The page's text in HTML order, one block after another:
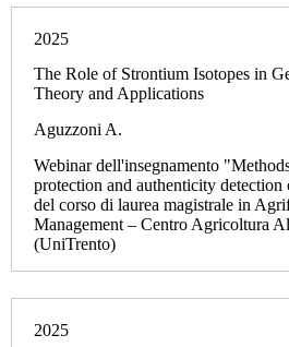
2025
The Role of Strontium Isotopes in
Theory and Applications
Aguzzoni A.
Webinar dell'insegnamento
protection and authenticity
del corso di laurea magistrale in
Management – Centro Agricoltura
(UniTrento)
2025